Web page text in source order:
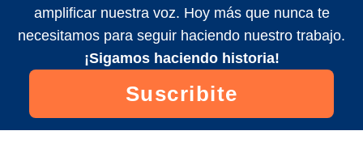
amplificar nuestra voz. Hoy más que nunca te
necesitamos para seguir haciendo nuestro trabajo.
¡Sigamos haciendo historia!
Suscribite